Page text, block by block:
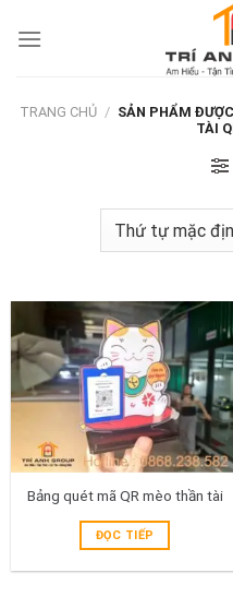
TRANG CHỦ / SẢN PHẨM
TÀI
Bảng quét mã QR mèo thần tài
ĐỌC TIẾP